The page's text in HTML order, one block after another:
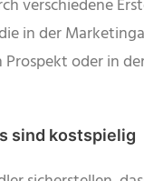
verschiedene
in der
oder in
sind kostspielig